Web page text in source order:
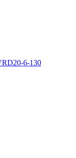
6-130